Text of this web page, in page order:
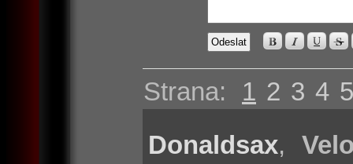
Strana: 1 2 3 4 5
Donaldsax,